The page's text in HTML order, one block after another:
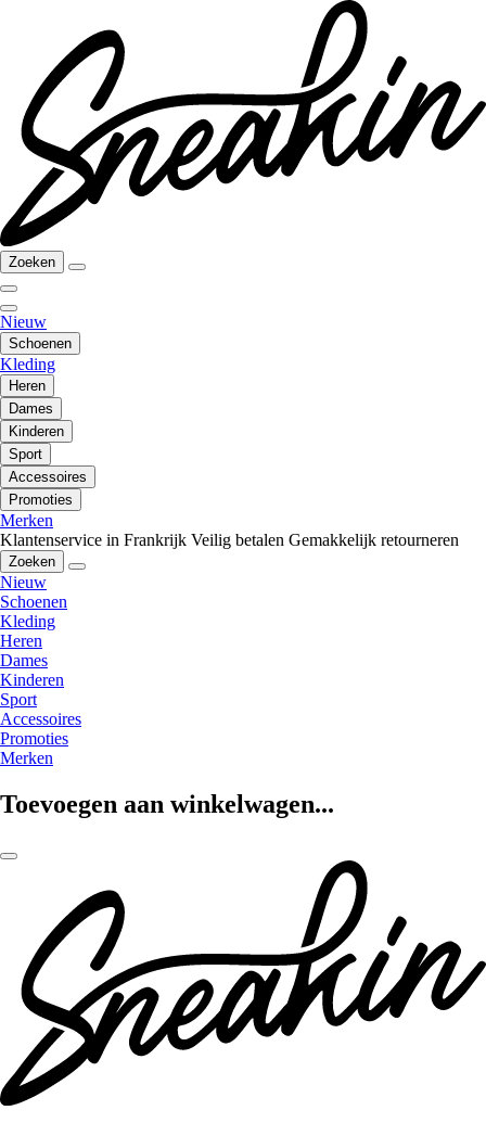
Zoeken
Nieuw
Schoenen
Kleding
Heren
Dames
Kinderen
Sport
Accessoires
Promoties
Merken
Klantenservice in Frankrijk Veilig betalen Gemakkelijk retourneren
Zoeken
Nieuw
Schoenen
Kleding
Heren
Dames
Kinderen
Sport
Accessoires
Promoties
Merken
Toevoegen aan winkelwagen...